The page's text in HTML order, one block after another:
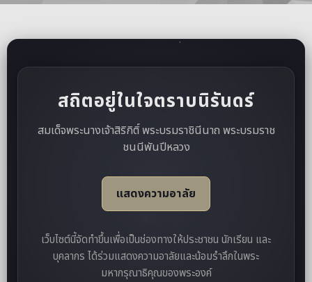
สถิตอยู่ในใจตราบนิรันดร์
สมเด็จพระนางเจ้าสิริกิติ์ พระบรมราชินีนาถ พระบรมราช
ชนนีพันปีหลวง
แสดงความอาลัย
เว็บไซต์นี้จัดทำขึ้นเพื่อเป็นช่องทางให้ประชาชน นักเรียน และ
บุคลากร ได้ร่วมแสดงความอาลัยและน้อมรำลึกในพระ
มหากรุณาธิคุณของพระองค์